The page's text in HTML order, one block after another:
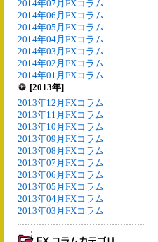
2014年07月FXコラム
2014年06月FXコラム
2014年05月FXコラム
2014年04月FXコラム
2014年03月FXコラム
2014年02月FXコラム
2014年01月FXコラム
[2013年]
2013年12月FXコラム
2013年11月FXコラム
2013年10月FXコラム
2013年09月FXコラム
2013年08月FXコラム
2013年07月FXコラム
2013年06月FXコラム
2013年05月FXコラム
2013年04月FXコラム
2013年03月FXコラム